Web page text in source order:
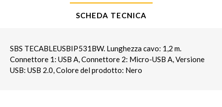
SCHEDA TECNICA
SBS TECABLEUSBIP531BW. Lunghezza cavo: 1,2 m.
Connettore 1: USB A, Connettore 2: Micro-USB A, Versione
USB: USB 2.0, Colore del prodotto: Nero